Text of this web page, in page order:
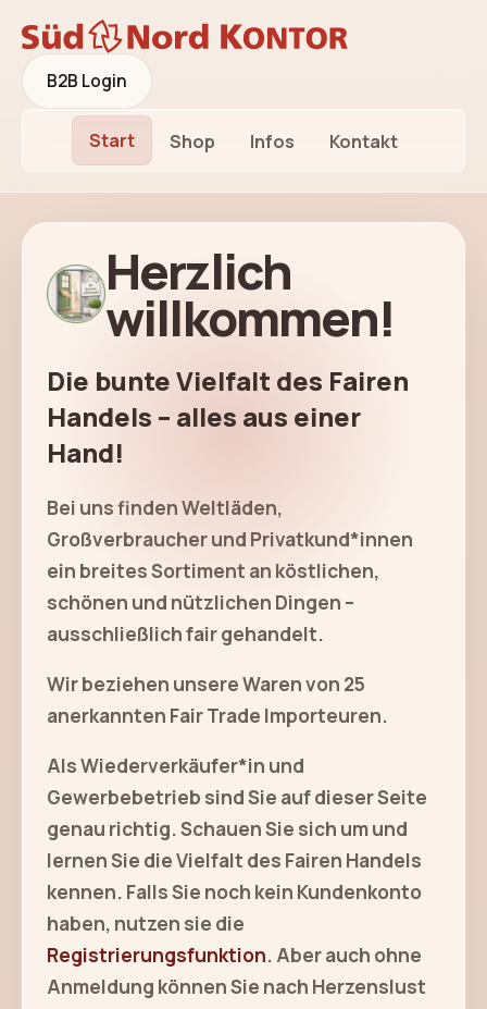
Start Shop Infos Kontakt
B2B Login
Herzlich
willkommen!
Die bunte Vielfalt des Fairen
Handels – alles aus einer
Hand!
Bei uns finden Weltläden,
Großverbraucher und Privatkund*innen
ein breites Sortiment an köstlichen,
schönen und nützlichen Dingen –
ausschließlich fair gehandelt.
Wir beziehen unsere Waren von 25
anerkannten Fair Trade Importeuren.
Als Wiederverkäufer*in und
Gewerbebetrieb sind Sie auf dieser Seite
genau richtig. Schauen Sie sich um und
lernen Sie die Vielfalt des Fairen Handels
kennen. Falls Sie noch kein Kundenkonto
haben, nutzen sie die
Registrierungsfunktion. Aber auch ohne
Anmeldung können Sie nach Herzenslust